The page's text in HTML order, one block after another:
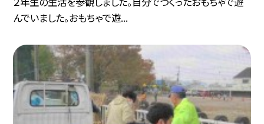
んでいました。おもちゃで遊...